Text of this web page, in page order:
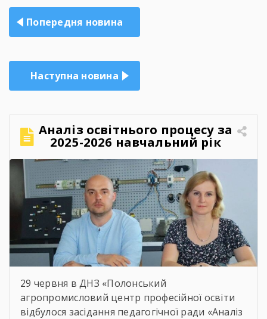
Навігація
записів
Попередня новина
Наступна новина
Аналіз освітнього процесу за
2025-2026 навчальний рік
29 червня в ДНЗ «Полонський
агропромисловий центр професійної освіти
відбулося засідання педагогічної ради «Аналіз